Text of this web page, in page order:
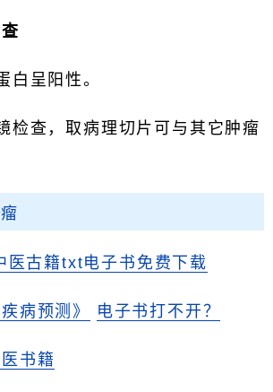
白呈阳性。
检查，取病理切片可与其它肿瘤
医古籍txt电子书免费下载
病预测》 电子书打不开？
书籍